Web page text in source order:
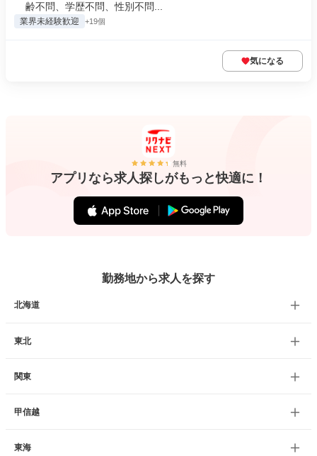
齢不問、学歴不問、性別不問...
業界未経験歓迎 +19個
気になる
無料
アプリなら求人探しがもっと快適に！
勤務地から求人を探す
北海道
東北
関東
甲信越
東海